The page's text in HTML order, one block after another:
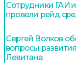
Сотрудники ГАИ
провели рейд
Сергей Волков
вопросы
Левитана